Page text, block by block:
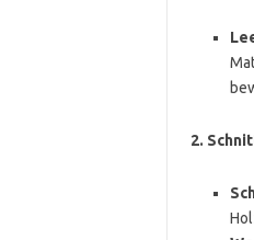
2.